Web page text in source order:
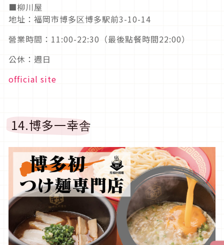
■柳川屋
地址：福岡市博多区博多駅前3-10-14
營業時間：11:00-22:30（最後點餐時間22:00）
公休：週日
official site
14.博多一幸舎